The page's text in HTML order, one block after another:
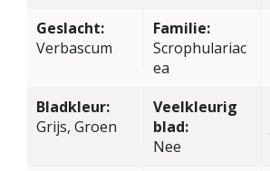
Geslacht:
Verbascum
Familie:
Scrophulariac
ea
Bladkleur:
Grijs, Groen
Veelkleurig
blad:
Nee